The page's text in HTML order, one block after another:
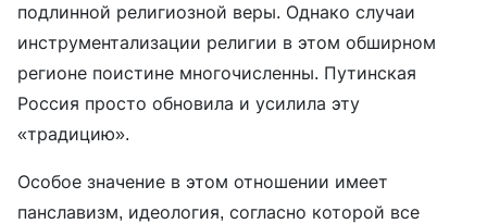
подлинной религиозной веры. Однако случаи
инструментализации религии в этом обширном
регионе поистине многочисленны. Путинская
Россия просто обновила и усилила эту
«традицию».
Особое значение в этом отношении имеет
панславизм, идеология, согласно которой все